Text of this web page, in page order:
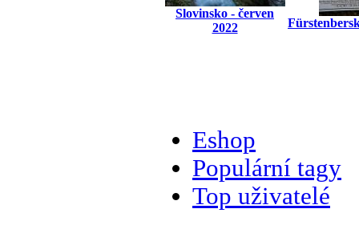
Slovinsko - červen
2022
Eshop
Populární tagy
Top uživatelé